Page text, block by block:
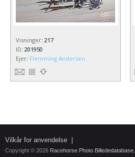
Visninger: 217
ID: 201950
Ejer: Flemming Andersen
Vilkår for anvendelse
Copyright © 2026 Racehorse Photo Billededatabase